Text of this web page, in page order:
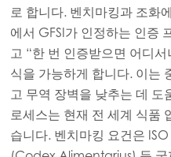
Mowi Global
Asia
Mowi China
Mowi Japan
로 합니다. 벤치마킹과 조화
에서 GFSI가 인정하는 인증
고 “한 번 인증받으면 어디
식을 가능하게 합니다. 이는
고 무역 장벽을 낮추는 데 도
로세스는 현재 전 세계 식품
습니다. 벤치마킹 요건은